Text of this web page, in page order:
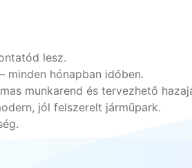
lesz.
minden hónapban időben.
munkarend és tervezhető
jól felszerelt járműpark.